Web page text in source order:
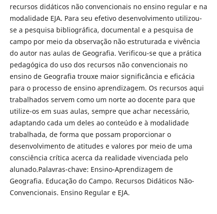
recursos didáticos não convencionais no ensino regular e na
modalidade EJA. Para seu efetivo desenvolvimento utilizou-
se a pesquisa bibliográfica, documental e a pesquisa de
campo por meio da observação não estruturada e vivência
do autor nas aulas de Geografia. Verificou-se que a prática
pedagógica do uso dos recursos não convencionais no
ensino de Geografia trouxe maior significância e eficácia
para o processo de ensino aprendizagem. Os recursos aqui
trabalhados servem como um norte ao docente para que
utilize-os em suas aulas, sempre que achar necessário,
adaptando cada um deles ao conteúdo e à modalidade
trabalhada, de forma que possam proporcionar o
desenvolvimento de atitudes e valores por meio de uma
consciência crítica acerca da realidade vivenciada pelo
alunado.Palavras-chave: Ensino-Aprendizagem de
Geografia. Educação do Campo. Recursos Didáticos Não-
Convencionais. Ensino Regular e EJA.